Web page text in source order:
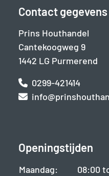
Contact gegevens
Prins Houthandel
Cantekoogweg 9
1442 LG Purmerend
0299-421414
Openingstijden
Maandag:
08:00